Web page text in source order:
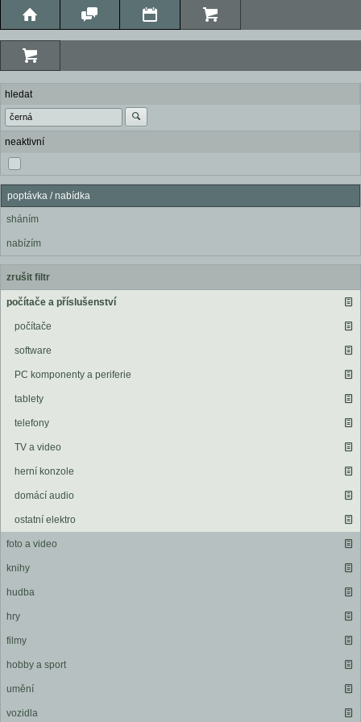
hledat
neaktivní
poptávka / nabídka
sháním
nabízím
zrušit filtr
počítače a příslušenství
počítače
software
PC komponenty a periferie
tablety
telefony
TV a video
herní konzole
domácí audio
ostatní elektro
foto a video
knihy
hudba
hry
filmy
hobby a sport
umění
vozidla